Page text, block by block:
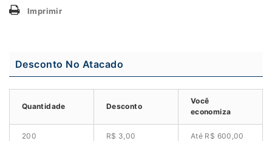
Imprimir
Desconto No Atacado
Quantidade Desconto
Você
economiza
200 R$ 3,00 Até R$ 600,00